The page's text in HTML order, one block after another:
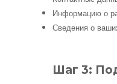
Информацию о
Сведения о
Шаг 3: